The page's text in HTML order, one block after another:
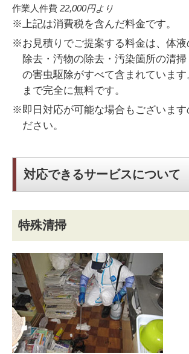
作業人件費 22,000円より
※上記は消費税を含んだ料金です。
※お見積りでご提案する料金は、体液
除去・汚物の除去・汚染箇所の清
の害虫駆除がすべて含まれています
まで完全に無料です。
※即日対応が可能な場合もございます
ださい。
対応できるサービスについて
特殊清掃